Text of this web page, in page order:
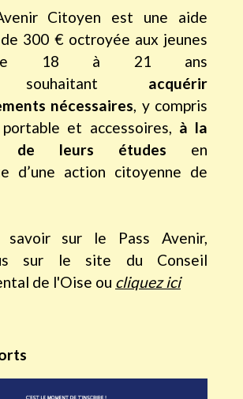
Citoyen est une aide
300 € octroyée aux jeunes
18 à 21 ans
souhaitant acquérir
nécessaires, y compris
et accessoires, à la
de leurs études en
d’une action citoyenne de
sur le Pass Avenir,
sur le site du Conseil
de l'Oise ou cliquez ici